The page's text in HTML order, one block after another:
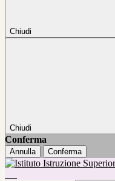
Chiudi
Chiudi
Conferma
Annulla Conferma